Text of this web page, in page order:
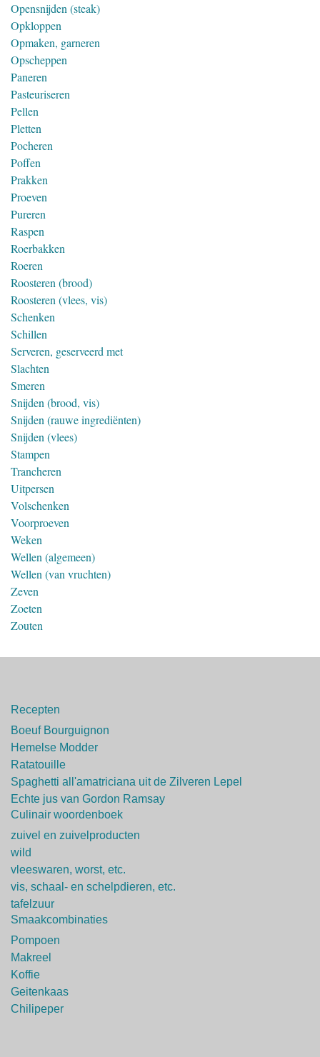
Opensnijden (steak)
Opkloppen
Opmaken, garneren
Opscheppen
Paneren
Pasteuriseren
Pellen
Pletten
Pocheren
Poffen
Prakken
Proeven
Pureren
Raspen
Roerbakken
Roeren
Roosteren (brood)
Roosteren (vlees, vis)
Schenken
Schillen
Serveren, geserveerd met
Slachten
Smeren
Snijden (brood, vis)
Snijden (rauwe ingrediënten)
Snijden (vlees)
Stampen
Trancheren
Uitpersen
Volschenken
Voorproeven
Weken
Wellen (algemeen)
Wellen (van vruchten)
Zeven
Zoeten
Zouten
Recepten
Boeuf Bourguignon
Hemelse Modder
Ratatouille
Spaghetti all'amatriciana uit de Zilveren Lepel
Echte jus van Gordon Ramsay
Culinair woordenboek
zuivel en zuivelproducten
wild
vleeswaren, worst, etc.
vis, schaal- en schelpdieren, etc.
tafelzuur
Smaakcombinaties
Pompoen
Makreel
Koffie
Geitenkaas
Chilipeper